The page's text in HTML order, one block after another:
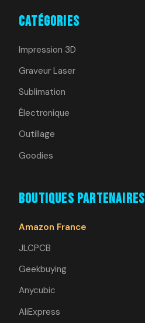
Catégories
Impression 3D
Graveur Laser
Sublimation
Électronique
Outillage
Goodies
Boutiques Partenaires
Amazon France
JLCPCB
Geekbuying
Anycubic
AliExpress